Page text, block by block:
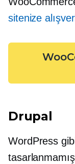
sitenize
Drupal
WordPress